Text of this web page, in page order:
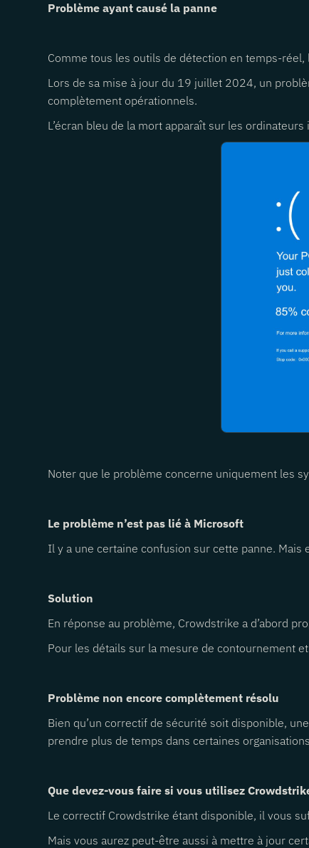
Problème ayant causé la panne
Comme tous les outils de détection en temps-
Lors de sa mise à jour du 19 juillet 2024, un
complètement opérationnels.
L’écran bleu de la mort apparaît sur les ordinateurs
Noter que le problème concerne uniquement les
Le problème n’est pas lié à Microsoft
Il y a une certaine confusion sur cette panne. Mais
Solution
En réponse au problème, Crowdstrike a d’abord
Pour les détails sur la mesure de contournement
Problème non encore complètement résolu
Bien qu’un correctif de sécurité soit disponible,
prendre plus de temps dans certaines
Que devez-vous faire si vous utilisez
Le correctif Crowdstrike étant disponible, il vous
Mais vous aurez peut-être aussi à mettre à jour